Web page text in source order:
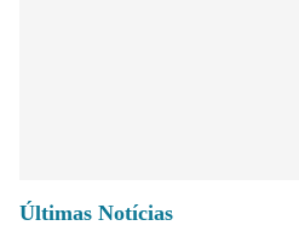
Últimas Notícias